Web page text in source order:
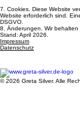
7. Cookies. Diese Website
Website erforderlich sind.
DSGVO.
8. Änderungen. Wir behalten
Stand: April 2026.
Impressum
Datenschutz
© 2026 Greta Silver. Alle